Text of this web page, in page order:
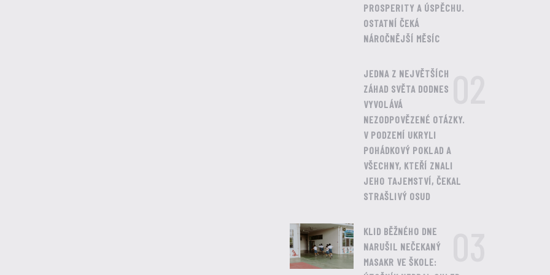
PROSPERITY A ÚSPĚCHU.
OSTATNÍ ČEKÁ
NÁROČNĚJŠÍ MĚSÍC
JEDNA Z NEJVĚTŠÍCH
ZÁHAD SVĚTA DODNES
VYVOLÁVÁ
NEZODPOVĚZENÉ OTÁZKY.
V PODZEMÍ UKRYLI
POHÁDKOVÝ POKLAD A
VŠECHNY, KTEŘÍ ZNALI
JEHO TAJEMSTVÍ, ČEKAL
STRAŠLIVÝ OSUD
KLID BĚŽNÉHO DNE
NARUŠIL NEČEKANÝ
MASAKR VE ŠKOLE: